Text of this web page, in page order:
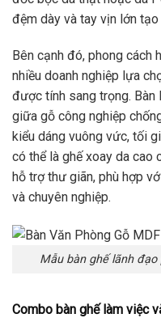
đệm dày và tay vịn lớn
Bên cạnh đó, phong
nhiều doanh nghiệp lựa
được tính sang trọng.
giữa gỗ công nghiệp
kiểu dáng vuông vức, tối
có thể là ghế xoay da cao
hỗ trợ thư giãn, phù hợp
và chuyên nghiệp.
Mẫu bàn ghế lãnh
Combo bàn ghế làm việc